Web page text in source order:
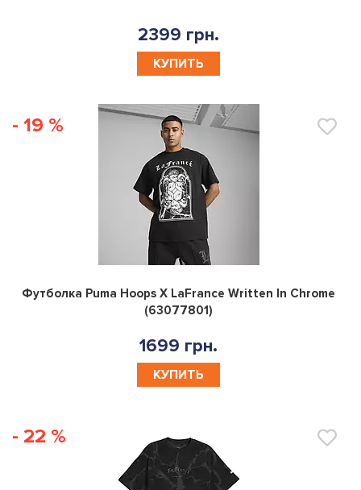
2399 грн.
КУПИТЬ
- 19 %
0
Футболка Puma Hoops X LaFrance Written In Chrome
(63077801)
1699 грн.
КУПИТЬ
- 22 %